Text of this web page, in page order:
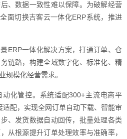
、数据一致性难以保障。为破解经营
面切换吉客云一体化ERP系统，推进
ERP一体化解决方案，打通订单、仓
链路，构建全域数字化、标准化、精
规模化经营需求。
化管控。系统适配300+主流电商平
配，实现全网订单自动下载、智能审
、发货数据自动回传，批量处理各类
从根源提升订单处理效率与准确率，